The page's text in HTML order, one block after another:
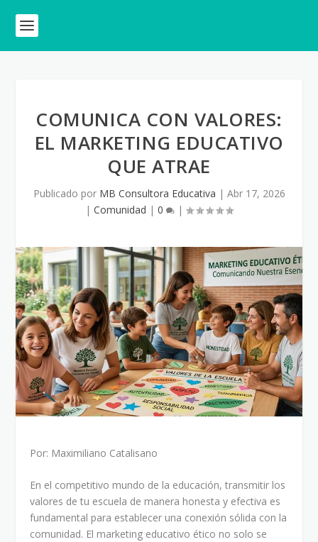
COMUNICA CON VALORES:
EL MARKETING EDUCATIVO
QUE ATRAE
Publicado por MB Consultora Educativa | Abr 17, 2026
| Comunidad | 0 |
Por: Maximiliano Catalisano
En el competitivo mundo de la educación, transmitir los
valores de tu escuela de manera honesta y efectiva es
fundamental para establecer una conexión sólida con la
comunidad. El marketing educativo ético no solo se